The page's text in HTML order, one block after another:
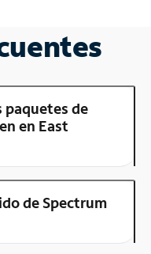
paquetes de
en East
de Spectrum